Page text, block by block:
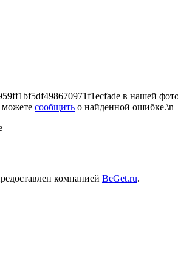
в нашей
сообщить о найденной ошибке.\n
компанией BeGet.ru.